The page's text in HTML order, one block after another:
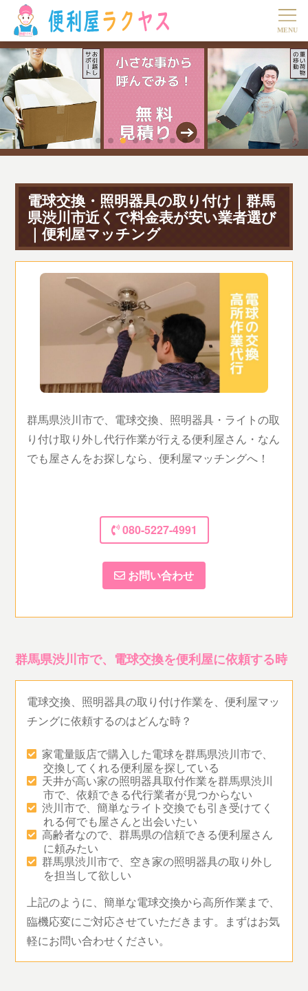
電球交換・照明器具の取り付け｜群馬
県渋川市近くで料金表が安い業者選び
｜便利屋マッチング
群馬県渋川市で、電球交換、照明器具・ライトの取
り付け取り外し代行作業が行える便利屋さん・なん
でも屋さんをお探しなら、便利屋マッチングへ！
080-5227-4991
お問い合わせ
群馬県渋川市で、電球交換を便利屋に依頼する時
電球交換、照明器具の取り付け作業を、便利屋マッ
チングに依頼するのはどんな時？
家電量販店で購入した電球を群馬県渋川市で、
交換してくれる便利屋を探している
天井が高い家の照明器具取付作業を群馬県渋川
市で、依頼できる代行業者が見つからない
渋川市で、簡単なライト交換でも引き受けてく
れる何でも屋さんと出会いたい
高齢者なので、群馬県の信頼できる便利屋さん
に頼みたい
群馬県渋川市で、空き家の照明器具の取り外し
を担当して欲しい
上記のように、簡単な電球交換から高所作業まで、
臨機応変にご対応させていただきます。まずはお気
軽にお問い合わせください。